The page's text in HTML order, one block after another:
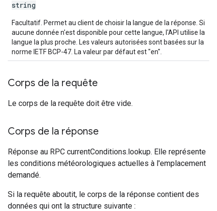
string
Facultatif. Permet au client de choisir la langue de la réponse. Si
aucune donnée n'est disponible pour cette langue, l'API utilise la
langue la plus proche. Les valeurs autorisées sont basées sur la
norme IETF BCP-47. La valeur par défaut est "en".
Corps de la requête
Le corps de la requête doit être vide.
Corps de la réponse
Réponse au RPC currentConditions.lookup. Elle représente
les conditions météorologiques actuelles à l'emplacement
demandé.
Si la requête aboutit, le corps de la réponse contient des
données qui ont la structure suivante :